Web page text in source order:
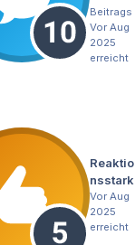
Beitrags
Vor Aug
2025
erreicht
Reaktio
nsstark
Vor Aug
2025
erreicht